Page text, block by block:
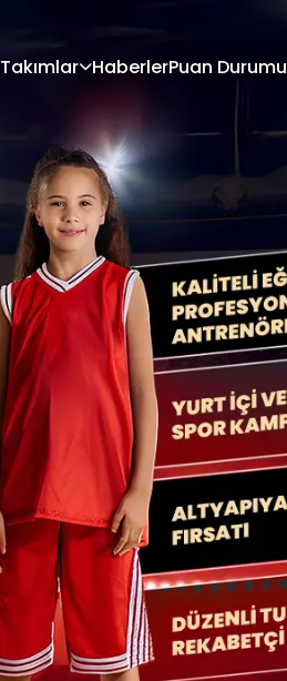
Takımlar HaberlerPuan Durumu